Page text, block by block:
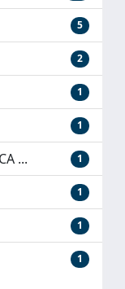
5
2
1
1
... 1
1
1
1